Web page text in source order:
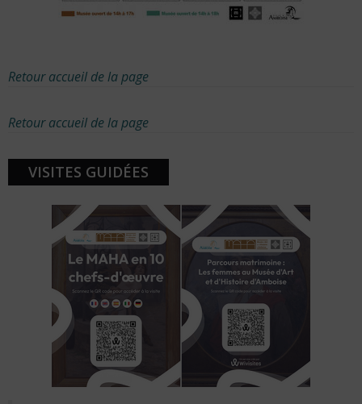
Retour accueil de la page
Retour accueil de la page
VISITES GUIDÉES